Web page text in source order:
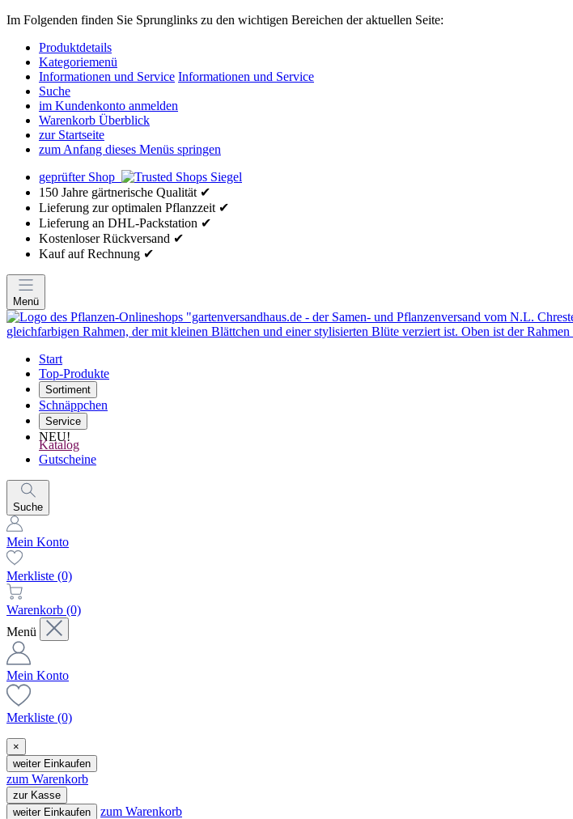
Im Folgenden finden Sie Sprunglinks zu den wichtigen Bereichen der aktuellen Seite:
Produktdetails
Kategoriemenü
Informationen und Service Informationen und Service
Suche
im Kundenkonto anmelden
Warenkorb Überblick
zur Startseite
zum Anfang dieses Menüs springen
geprüfter Shop
150 Jahre gärtnerische Qualität ✔
Lieferung zur optimalen Pflanzzeit ✔
Lieferung an DHL-Packstation ✔
Kostenloser Rückversand ✔
Kauf auf Rechnung ✔
Menü
Start
Top-Produkte
Sortiment
Schnäppchen
Service
NEU!
Katalog
Gutscheine
Suche
Mein Konto
Merkliste (0)
Warenkorb (0)
Menü
Mein Konto
Merkliste (0)
×
weiter Einkaufen
zum Warenkorb
zur Kasse
weiter Einkaufen
zum Warenkorb